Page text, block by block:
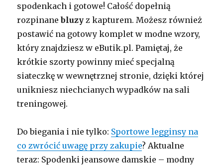
spodenkach i gotowe! Całość dopełnią
rozpinanebluzy z kapturem. Możesz również
postawić na gotowy komplet w modne wzory,
który znajdziesz w eButik.pl. Pamiętaj, że
krótkie szorty powinny mieć specjalną
siateczkę w wewnętrznej stronie, dzięki której
unikniesz niechcianych wypadków na sali
treningowej.
Do biegania i nie tylko: Sportowe legginsy na
co zwrócić uwagę przy zakupie? Aktualne
teraz: Spodenki jeansowe damskie – modny